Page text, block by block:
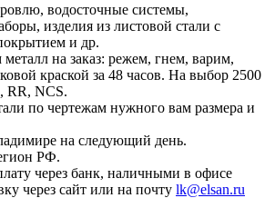
водосточные системы,
изделия из листовой стали с
и др.
на заказ: режем, гнем, варим,
краской за 48 часов. На выбор 2500
RR, NCS.
по чертежам нужного вам размера и
на следующий день.
РФ.
через банк, наличными в офисе
через сайт или на почту lk@elsan.ru